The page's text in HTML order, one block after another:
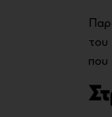
του
που